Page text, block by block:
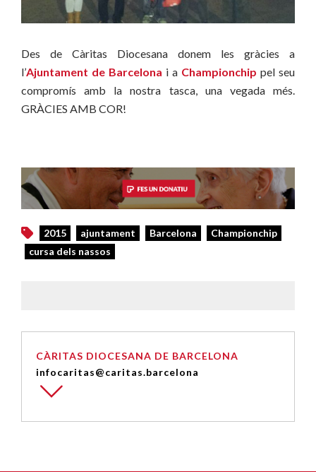
Des de Càritas Diocesana donem les gràcies a
l’Ajuntament de Barcelona i a Championchip pel seu
compromís amb la nostra tasca, una vegada més.
GRÀCIES AMB COR!
2015 ajuntament Barcelona
Championchip
cursa dels nassos
CÀRITAS DIOCESANA DE BARCELONA
infocaritas@caritas.barcelona